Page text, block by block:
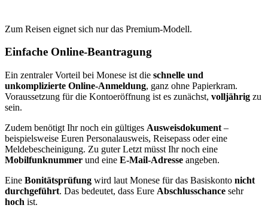
Zum Reisen eignet sich nur das Premium-Modell.
Einfache Online-Beantragung
Ein zentraler Vorteil bei Monese ist die schnelle und
unkomplizierte Online-Anmeldung, ganz ohne Papierkram.
Voraussetzung für die Kontoeröffnung ist es zunächst, volljährig zu
sein.
Zudem benötigt Ihr noch ein gültiges Ausweisdokument –
beispielsweise Euren Personalausweis, Reisepass oder eine
Meldebescheinigung. Zu guter Letzt müsst Ihr noch eine
Mobilfunknummer und eine E-Mail-Adresse angeben.
Eine Bonitätsprüfung wird laut Monese für das Basiskonto nicht
durchgeführt. Das bedeutet, dass Eure Abschlusschance sehr
hoch ist.